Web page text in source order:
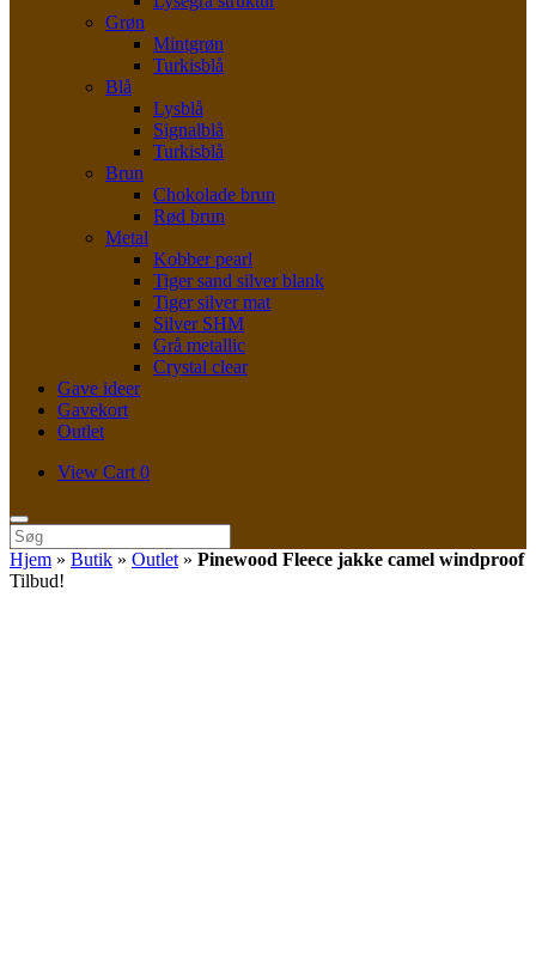
Grøn
Mintgrøn
Turkisblå
Blå
Lysblå
Signalblå
Turkisblå
Brun
Chokolade brun
Rød brun
Metal
Kobber pearl
Tiger sand silver blank
Tiger silver mat
Silver SHM
Grå metallic
Crystal clear
Gave ideer
Gavekort
Outlet
View
View Cart 0
Søg
efter:
Hjem » Butik » Outlet » Pinewood Fleece jakke camel windproof
Tilbud!